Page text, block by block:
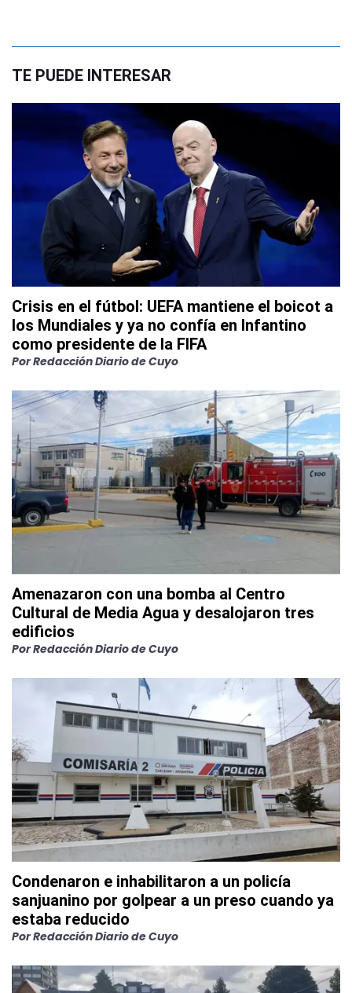
TE PUEDE INTERESAR
Crisis en el fútbol: UEFA mantiene el boicot a
los Mundiales y ya no confía en Infantino
como presidente de la FIFA
PorRedacción Diario de Cuyo
Amenazaron con una bomba al Centro
Cultural de Media Agua y desalojaron tres
edificios
PorRedacción Diario de Cuyo
Condenaron e inhabilitaron a un policía
sanjuanino por golpear a un preso cuando ya
estaba reducido
PorRedacción Diario de Cuyo